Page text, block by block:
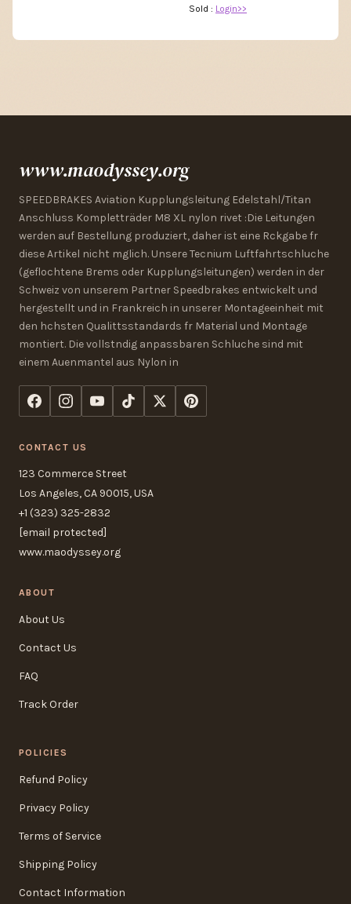
Sold : Login>>
www.maodyssey.org
SPEEDBRAKES Aviation Kupplungsleitung Edelstahl/Titan
Anschluss Kompletträder M8 XL nylon rivet :Die Leitungen
werden auf Bestellung produziert, daher ist eine Rckgabe fr
diese Artikel nicht mglich. Unsere Tecnium Luftfahrtschluche
(geflochtene Brems oder Kupplungsleitungen) werden in der
Schweiz von unserem Partner Speedbrakes entwickelt und
hergestellt und in Frankreich in unserer Montageeinheit mit
den hchsten Qualittsstandards fr Material und Montage
montiert. Die vollstndig anpassbaren Schluche sind mit
einem Auenmantel aus Nylon in
CONTACT US
123 Commerce Street
Los Angeles, CA 90015, USA
+1 (323) 325-2832
[email protected]
www.maodyssey.org
ABOUT
About Us
Contact Us
FAQ
Track Order
POLICIES
Refund Policy
Privacy Policy
Terms of Service
Shipping Policy
Contact Information